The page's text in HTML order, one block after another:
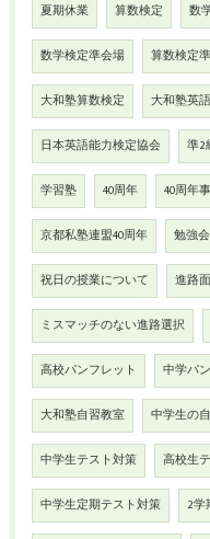
夏期休業 算数検定 数
数学検定準会場 算数検定
大和塾算数検定 大和塾英
日本英語能力検定協会 準2
学習塾 40周年 40周年
京都私塾連盟40周年 勉強会
祝日の授業について 進路
ミスマッチのない進路選択
高校パンフレット 中学パ
大和塾自習教室 中学生の
中学生テスト対策 高校生
中学生定期テスト対策 2学